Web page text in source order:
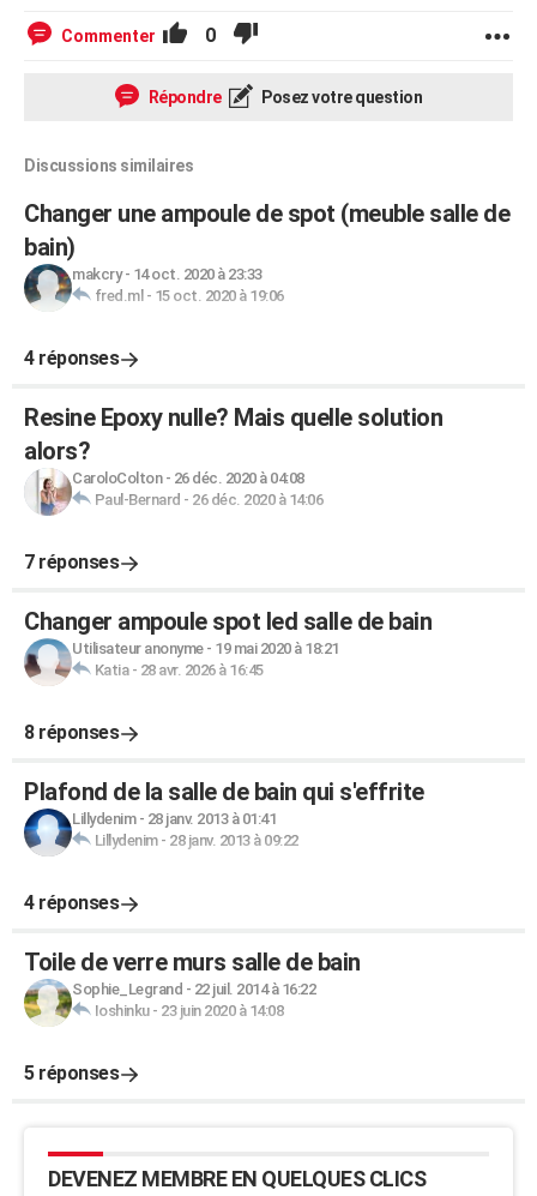
Commenter 0
Répondre Posez votre question
Discussions similaires
Changer une ampoule de spot (meuble salle de
bain)
makcry- 14 oct. 2020 à 23:33
fred.ml - 15 oct. 2020 à 19:06
4 réponses
Resine Epoxy nulle? Mais quelle solution
alors?
CaroloColton- 26 déc. 2020 à 04:08
Paul-Bernard - 26 déc. 2020 à 14:06
7 réponses
Changer ampoule spot led salle de bain
Utilisateur anonyme- 19 mai 2020 à 18:21
Katia- 28 avr. 2026 à 16:45
8 réponses
Plafond de la salle de bain qui s'effrite
Lillydenim- 28 janv. 2013 à 01:41
Lillydenim- 28 janv. 2013 à 09:22
4 réponses
Toile de verre murs salle de bain
Sophie_Legrand - 22 juil. 2014 à 16:22
Ioshinku- 23 juin 2020 à 14:08
5 réponses
DEVENEZ MEMBRE EN QUELQUES CLICS